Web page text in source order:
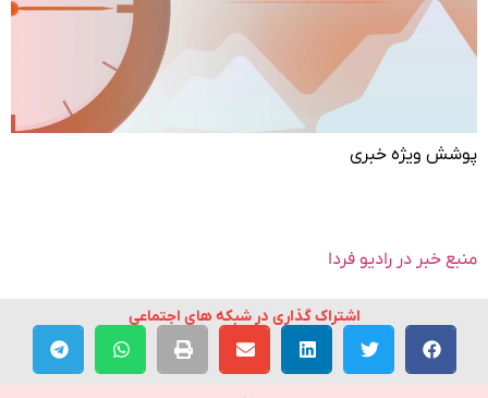
پوشش ویژه خبری
منبع خبر در رادیو فردا
اشتراک گذاری در شبکه های اجتماعی